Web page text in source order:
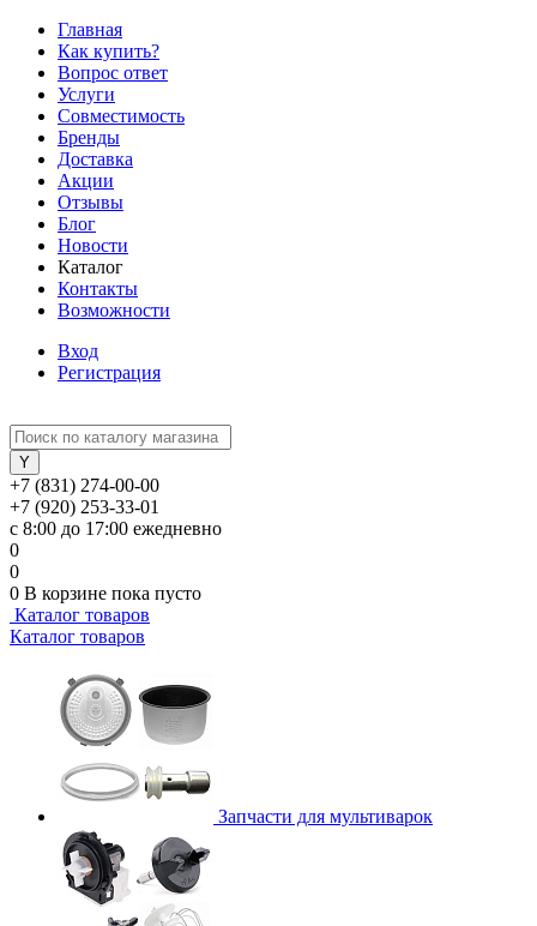
Главная
Как купить?
Вопрос ответ
Услуги
Совместимость
Бренды
Доставка
Акции
Отзывы
Блог
Новости
Каталог
Контакты
Возможности
Вход
Регистрация
+7 (831) 274-00-00
+7 (920) 253-33-01
с 8:00 до 17:00 ежедневно
0
0
0 В корзине пока пусто
Каталог товаров
Каталог товаров
Запчасти для мультиварок